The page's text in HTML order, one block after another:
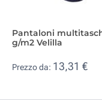
Pantaloni
g/m2 Velilla
Prezzo da: 13,31 €